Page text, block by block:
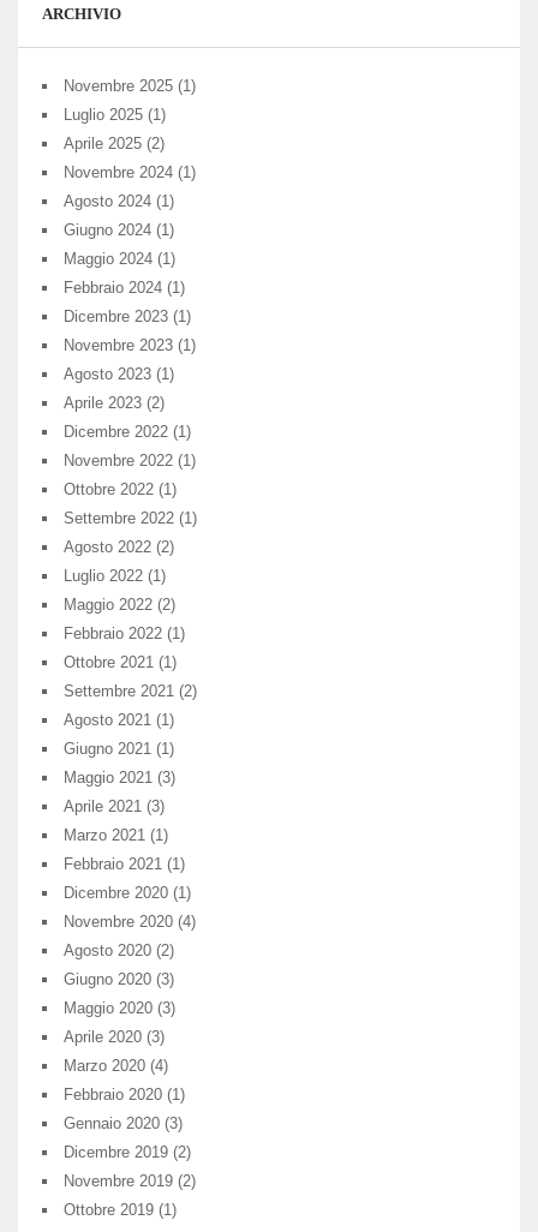
ARCHIVIO
Novembre 2025 (1)
Luglio 2025 (1)
Aprile 2025 (2)
Novembre 2024 (1)
Agosto 2024 (1)
Giugno 2024 (1)
Maggio 2024 (1)
Febbraio 2024 (1)
Dicembre 2023 (1)
Novembre 2023 (1)
Agosto 2023 (1)
Aprile 2023 (2)
Dicembre 2022 (1)
Novembre 2022 (1)
Ottobre 2022 (1)
Settembre 2022 (1)
Agosto 2022 (2)
Luglio 2022 (1)
Maggio 2022 (2)
Febbraio 2022 (1)
Ottobre 2021 (1)
Settembre 2021 (2)
Agosto 2021 (1)
Giugno 2021 (1)
Maggio 2021 (3)
Aprile 2021 (3)
Marzo 2021 (1)
Febbraio 2021 (1)
Dicembre 2020 (1)
Novembre 2020 (4)
Agosto 2020 (2)
Giugno 2020 (3)
Maggio 2020 (3)
Aprile 2020 (3)
Marzo 2020 (4)
Febbraio 2020 (1)
Gennaio 2020 (3)
Dicembre 2019 (2)
Novembre 2019 (2)
Ottobre 2019 (1)